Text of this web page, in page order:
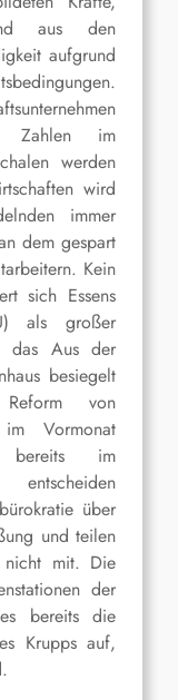
aus den
aufgrund
Zahlen im
werden
wird
immer
dem gespart
Kein
sich Essens
als großer
das Aus der
besiegelt
von
im Vormonat
bereits im
über
und teilen
nicht mit. Die
der
bereits die
Krupps auf,